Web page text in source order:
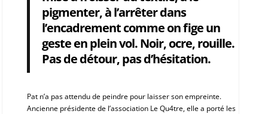
pigmenter, à l’arrêter dans
l’encadrement comme on fige un
geste en plein vol. Noir, ocre, rouille.
Pas de détour, pas d’hésitation.
Pat n’a pas attendu de peindre pour laisser son empreinte.
Ancienne présidente de l’association Le Qu4tre, elle a porté les